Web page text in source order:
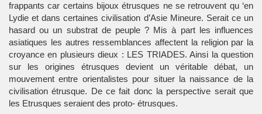
frappants car certains bijoux étrusques ne se retrouvent qu ‘en
Lydie et dans certaines civilisation d’Asie Mineure. Serait ce un
hasard ou un substrat de peuple ? Mis à part les influences
asiatiques les autres ressemblances affectent la religion par la
croyance en plusieurs dieux : LES TRIADES. Ainsi la question
sur les origines étrusques devient un véritable débat, un
mouvement entre orientalistes pour situer la naissance de la
civilisation étrusque. De ce fait donc la perspective serait que
les Etrusques seraient des proto- étrusques.